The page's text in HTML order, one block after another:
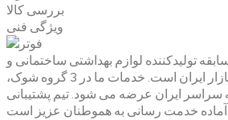
بررسی کالا
ویژگی فنی
25 سال سابقه تولیدکننده لوازم بهداشتی ساختمانی و
تاسیسات ساختمانی در بازار ایران است. خدمات ما در 3 گروه شوک،
سراسر ایران عرضه می شود. تیم پشتیبانی